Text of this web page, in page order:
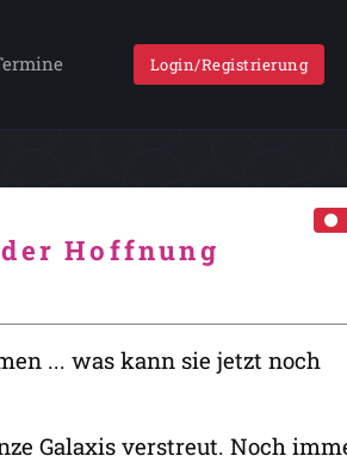
Login/Registrierung
Hoffnung
... was kann sie jetzt noch
Galaxis verstreut. Noch